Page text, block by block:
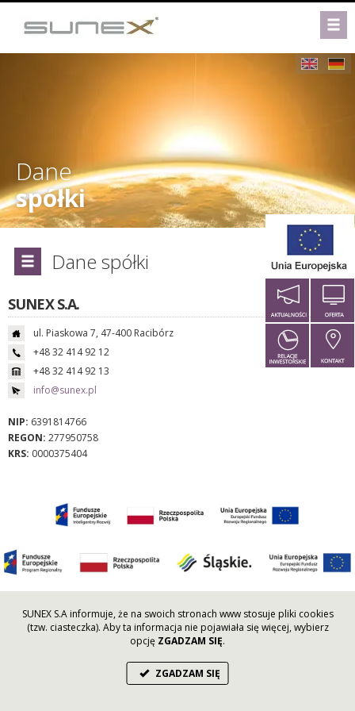
Dane
spółki
Dane spółki
SUNEX S.A.
ul. Piaskowa 7, 47-400 Racibórz
+48 32 414 92 12
+48 32 414 92 13
info@sunex.pl
NIP: 6391814766
REGON: 277950758
KRS: 0000375404
COPYRIGHT © SUNEX S.A. 2021
Projekt i wykonanie:AGENCJA A3M
SUNEX S.A informuje, że na swoich stronach www stosuje pliki cookies
(tzw. ciasteczka). Aby ta informacja nie pojawiała się więcej, wybierz
opcję ZGADZAM SIĘ.
ZGADZAM SIĘ